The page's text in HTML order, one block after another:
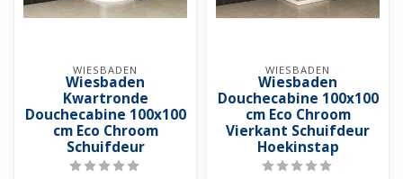
WIESBADEN
Wiesbaden
Kwartronde
Douchecabine 100x100
cm Eco Chroom
Schuifdeur
WIESBADEN
Wiesbaden
Douchecabine 100x100
cm Eco Chroom
Vierkant Schuifdeur
Hoekinstap